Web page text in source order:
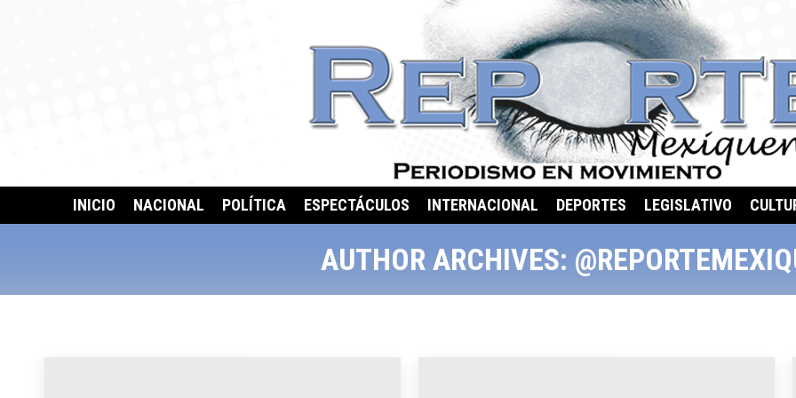
INICIO NACIONAL POLÍTICA ESPECTÁCULOS INTERNACIONAL DEPORTES LEGISLATIVO
AUTHOR ARCHIVES: